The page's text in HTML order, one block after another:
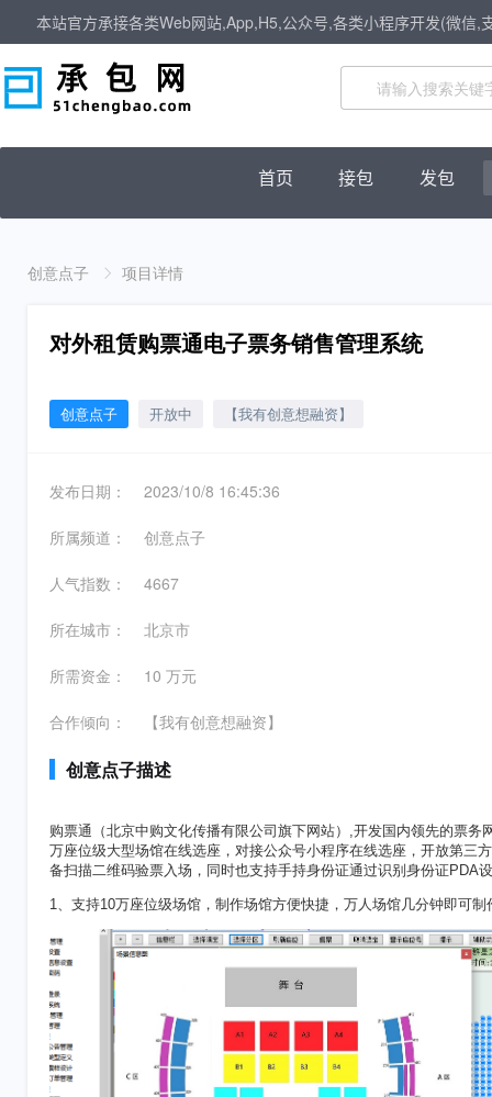
本站官方承接各类Web网站,App,H5,公众号,各类小程序开发(微信,
首页 接包 发包
创意点子 项目详情
对外租赁购票通电子票务销售管理系统
创意点子 开放中 【我有创意想融资】
发布日期： 2023/10/8 16:45:36
所属频道： 创意点子
人气指数： 4667
所在城市： 北京市
所需资金： 10 万元
合作倾向： 【我有创意想融资】
创意点子描述
购票通（北京中购文化传播有限公司旗下网站）,开发国内领先的票
万座位级大型场馆在线选座，对接公众号小程序在线选座，开放第三
备扫描二维码验票入场，同时也支持手持身份证通过识别身份证PDA
1、支持10万座位级场馆，制作场馆方便快捷，万人场馆几分钟即可制